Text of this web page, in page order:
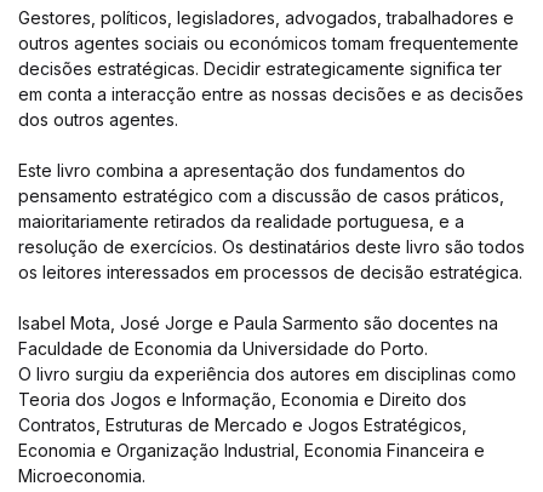
Gestores, políticos, legisladores, advogados, trabalhadores e
outros agentes sociais ou económicos tomam frequentemente
decisões estratégicas. Decidir estrategicamente significa ter
em conta a interacção entre as nossas decisões e as decisões
dos outros agentes.
Este livro combina a apresentação dos fundamentos do
pensamento estratégico com a discussão de casos práticos,
maioritariamente retirados da realidade portuguesa, e a
resolução de exercícios. Os destinatários deste livro são todos
os leitores interessados em processos de decisão estratégica.
Isabel Mota, José Jorge e Paula Sarmento são docentes na
Faculdade de Economia da Universidade do Porto.
O livro surgiu da experiência dos autores em disciplinas como
Teoria dos Jogos e Informação, Economia e Direito dos
Contratos, Estruturas de Mercado e Jogos Estratégicos,
Economia e Organização Industrial, Economia Financeira e
Microeconomia.